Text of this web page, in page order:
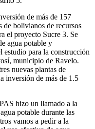
de más de 157
bolivianos de recursos
el proyecto Sucre 3. Se
agua potable y
estudio para la construcción
municipio de Ravelo.
nuevas plantas de
inversión de más de 1.5
hizo un llamado a la
potable durante las
vamos a pedir a la